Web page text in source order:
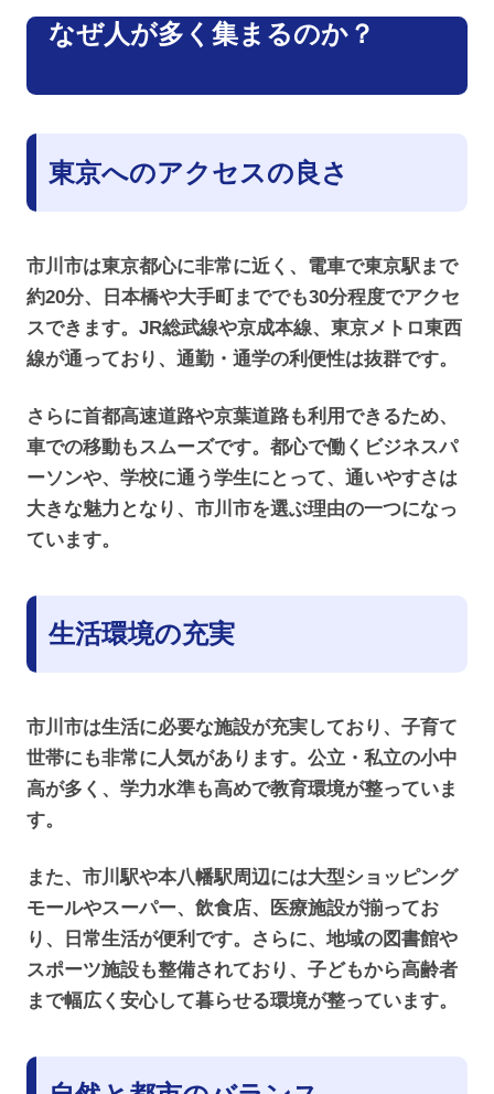
なぜ人が多く集まるのか？
東京へのアクセスの良さ
市川市は東京都心に非常に近く、電車で東京駅まで
約20分、日本橋や大手町まででも30分程度でアクセ
スできます。JR総武線や京成本線、東京メトロ東西
線が通っており、通勤・通学の利便性は抜群です。
さらに首都高速道路や京葉道路も利用できるため、
車での移動もスムーズです。都心で働くビジネスパ
ーソンや、学校に通う学生にとって、通いやすさは
大きな魅力となり、市川市を選ぶ理由の一つになっ
ています。
生活環境の充実
市川市は生活に必要な施設が充実しており、子育て
世帯にも非常に人気があります。公立・私立の小中
高が多く、学力水準も高めで教育環境が整っていま
す。
また、市川駅や本八幡駅周辺には大型ショッピング
モールやスーパー、飲食店、医療施設が揃ってお
り、日常生活が便利です。さらに、地域の図書館や
スポーツ施設も整備されており、子どもから高齢者
まで幅広く安心して暮らせる環境が整っています。